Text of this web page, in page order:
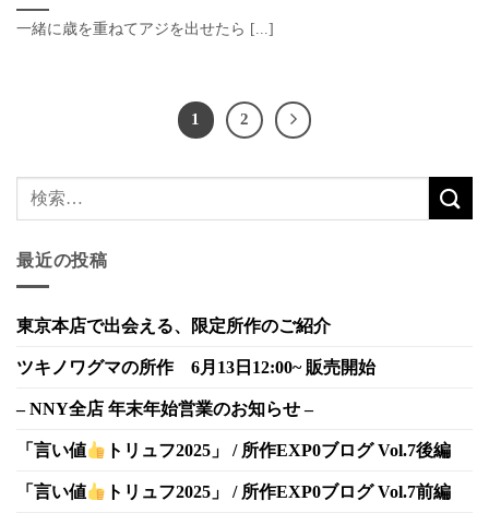
一緒に歳を重ねてアジを出せたら [...]
1 2
最近の投稿
東京本店で出会える、限定所作のご紹介
ツキノワグマの所作 6月13日12:00~ 販売開始
– NNY全店 年末年始営業のお知らせ –
「言い値 トリュフ2025」 / 所作EXP0ブログ Vol.7後編
「言い値 トリュフ2025」 / 所作EXP0ブログ Vol.7前編